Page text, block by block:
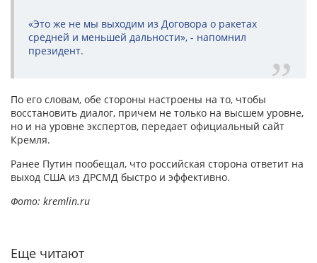
«Это же не мы выходим из Договора о ракетах
средней и меньшей дальности», - напомнил
президент.
По его словам, обе стороны настроены на то, чтобы
восстановить диалог, причем не только на высшем уровне,
но и на уровне экспертов, передает официальный сайт
Кремля.
Ранее Путин пообещал, что российская сторона ответит на
выход США из ДРСМД быстро и эффективно.
Фото: kremlin.ru
Еще читают